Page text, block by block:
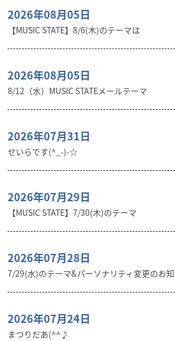
2026年08月05日
【MUSIC STATE】8/6(木)のテーマは
2026年08月05日
8/12（水）MUSIC STATEメールテーマ
2026年07月31日
せいらです(^_-)-☆
2026年07月29日
【MUSIC STATE】7/30(木)のテーマ
2026年07月28日
7/29(水)のテーマ&パーソナリティ変更のお
2026年07月24日
まつりだあ(^^♪